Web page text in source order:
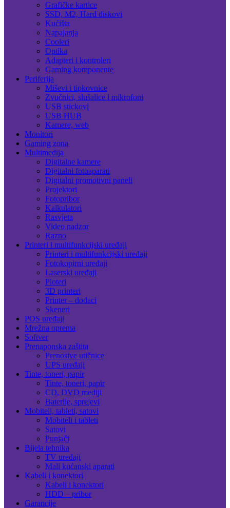
Grafičke kartice
SSD, M2, Hard diskovi
Kućišta
Napajanja
Cooleri
Optika
Adapteri i kontroleri
Gaming komponente
Periferija
Miševi i tipkovnice
Zvučnici, slušalice i mikrofoni
USB stickovi
USB HUB
Kamere, web
Monitori
Gaming zona
Multimedija
Digitalne kamere
Digitalni fotoaparati
Digitalni promotivni paneli
Projektori
Fotopribor
Kalkulatori
Rasvjeta
Video nadzor
Razno
Printeri i multifunkcijski uređaji
Printeri i multifunkcijski uređaji
Fotokopirni uređaji
Laserski uređaji
Ploteri
3D printeri
Printer – dodaci
Skeneri
POS uređaji
Mrežna oprema
Softver
Prenaponska zaštita
Prenosive utičnice
UPS uređaji
Tinte, toneri, papir
Tinte, toneri, papir
CD, DVD mediji
Baterije, sprejevi
Mobiteli, tableti, satovi
Mobiteli i tableti
Satovi
Punjači
Bijela tehnika
TV uređaji
Mali kućanski aparati
Kabeli i konektori
Kabeli i konektori
HDD – pribor
Garancije